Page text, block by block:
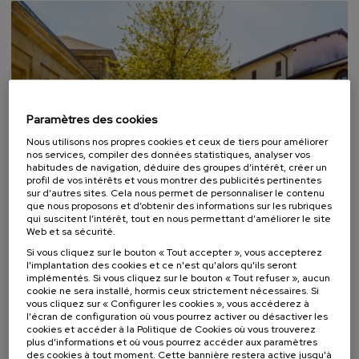
DROIT HISTOIRE ACTIVITÉ GRATUITE COURS D'ÉTÉ
03. SEP-04. SEP, 2026
Bizkaia y sus libertades: 500 años del
Fuero reformado
20 h. Espagnol Basque .
...
Gratuit
Dernières
places
Gratuit
Date
passée
Liste
d'attente
Période
d'inscription
terminée
Paramètres des cookies
Nous utilisons nos propres cookies et ceux de tiers pour améliorer
nos services, compiler des données statistiques, analyser vos
habitudes de navigation, déduire des groupes d’intérêt, créer un
profil de vos intérêts et vous montrer des publicités pertinentes
sur d’autres sites. Cela nous permet de personnaliser le contenu
que nous proposons et d’obtenir des informations sur les rubriques
qui suscitent l’intérêt, tout en nous permettant d’améliorer le site
Web et sa sécurité.
Si vous cliquez sur le bouton « Tout accepter », vous accepterez
l'implantation des cookies et ce n'est qu'alors qu'ils seront
implémentés. Si vous cliquez sur le bouton « Tout refuser », aucun
cookie ne sera installé, hormis ceux strictement nécessaires. Si
vous cliquez sur « Configurer les cookies », vous accéderez à
l'écran de configuration où vous pourrez activer ou désactiver les
cookies et accéder à la Politique de Cookies où vous trouverez
plus d'informations et où vous pourrez accéder aux paramètres
des cookies à tout moment. Cette bannière restera active jusqu'à